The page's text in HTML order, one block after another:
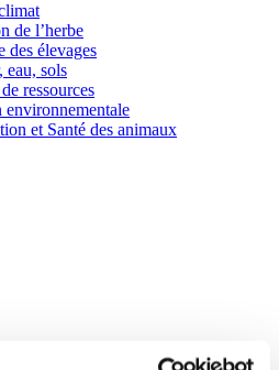
de l’herbe
des élevages
eau, sols
ressources
environnementale
et Santé des animaux